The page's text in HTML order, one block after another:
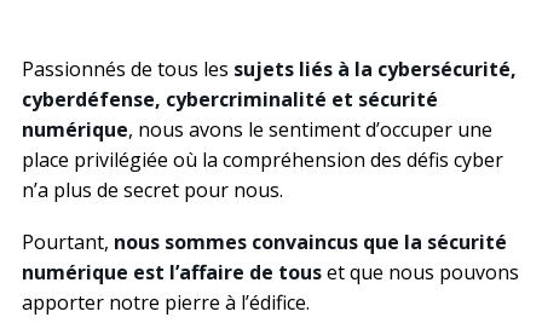
Passionnés de tous les sujets liés à la cybersécurité,
cyberdéfense, cybercriminalité et sécurité
numérique, nous avons le sentiment d’occuper une
place privilégiée où la compréhension des défis cyber
n’a plus de secret pour nous.
Pourtant, nous sommes convaincus que la sécurité
numérique est l’affaire de touset que nous pouvons
apporter notre pierre à l’édifice.